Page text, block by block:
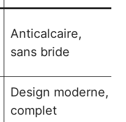
Anticalcaire,
sans bride
Design moderne,
complet